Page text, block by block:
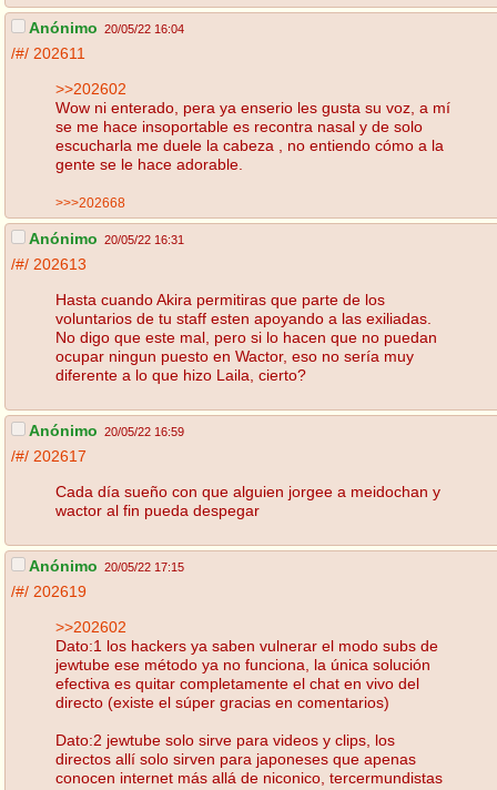
Anónimo 20/05/22 16:04
/#/ 202611
>>202602
Wow ni enterado, pera ya enserio les gusta su voz, a mí
se me hace insoportable es recontra nasal y de solo
escucharla me duele la cabeza , no entiendo cómo a la
gente se le hace adorable.
>>>202668
Anónimo 20/05/22 16:31
/#/ 202613
Hasta cuando Akira permitiras que parte de los
voluntarios de tu staff esten apoyando a las exiliadas.
No digo que este mal, pero si lo hacen que no puedan
ocupar ningun puesto en Wactor, eso no sería muy
diferente a lo que hizo Laila, cierto?
Anónimo 20/05/22 16:59
/#/ 202617
Cada día sueño con que alguien jorgee a meidochan y
wactor al fin pueda despegar
Anónimo 20/05/22 17:15
/#/ 202619
>>202602
Dato:1 los hackers ya saben vulnerar el modo subs de
jewtube ese método ya no funciona, la única solución
efectiva es quitar completamente el chat en vivo del
directo (existe el súper gracias en comentarios)
Dato:2 jewtube solo sirve para videos y clips, los
directos allí solo sirven para japoneses que apenas
conocen internet más allá de niconico, tercermundistas